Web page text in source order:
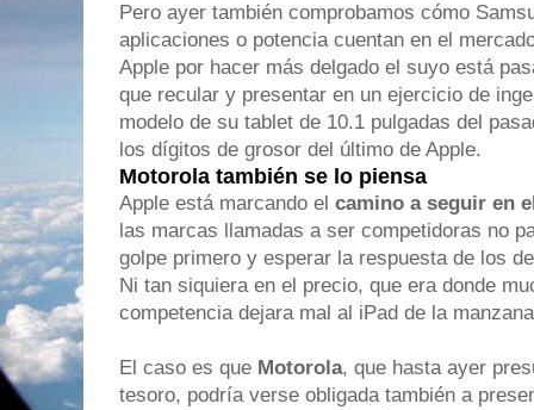
Pero ayer también comprobamos cómo
aplicaciones o potencia cuentan en el
Apple por hacer más delgado el suyo está
que recular y presentar en un ejercicio de
modelo de su tablet de 10.1 pulgadas del
los dígitos de grosor del último de Apple.
Motorola también se lo piensa
Apple está marcando el camino a seguir en
las marcas llamadas a ser competidoras no
golpe primero y esperar la respuesta de los
Ni tan siquiera en el precio, que era donde
competencia dejara mal al iPad de la
El caso es que Motorola, que hasta ayer
tesoro, podría verse obligada también a